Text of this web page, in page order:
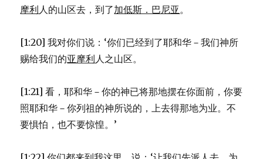
摩利人的山区去，到了加低斯．巴尼亚。
[1:20] 我对你们说：‘你们已经到了耶和华－我们神所
赐给我们的亚摩利人之山区。
[1:21] 看，耶和华－你的神已将那地摆在你面前，你要
照耶和华－你列祖的神所说的，上去得那地为业。不
要惧怕，也不要惊惶。’